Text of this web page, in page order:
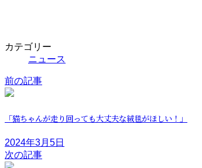
カテゴリー
ニュース
前の記事
「猫ちゃんが走り回っても大丈夫な絨毯がほしい！」
2024年3月5日
次の記事